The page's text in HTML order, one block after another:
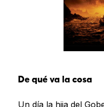
De qué va la cosa
Un día la hija del